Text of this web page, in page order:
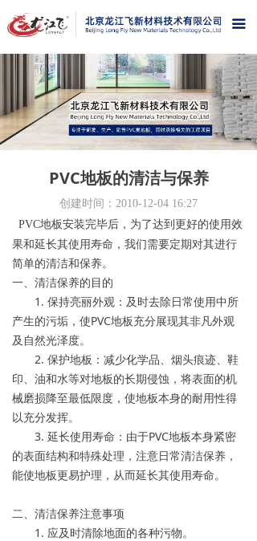
끀
创建时间： 2010-12-04 16:27
PVC地板安装完毕后，为了达到更好的使用效
果和延长其使用寿命，我们需要定期对其进行
简单的清洁和保养。
一、清洁保养的目的
1. 保持亮丽外观：及时去除日常使用中所
产生的污垢，使PVC地板充分展现其非凡外观
及自然光泽度。
2. 保护地板：减少化学品、烟头痕迹、鞋
印、油和水等对地板的长期侵蚀，将表面的机
械磨损降至最低限度，使地板本身的耐用性得
以充分发挥。
3. 延长使用寿命：由于PVC地板本身紧密
的表面结构和特殊处理，注意日常清洁保养，
能使地板更易护理，从而延长其使用寿命。
二、清洁保养注意事项
1. 应及时清除地面的各种污物。
PVC地板的清洁与保养